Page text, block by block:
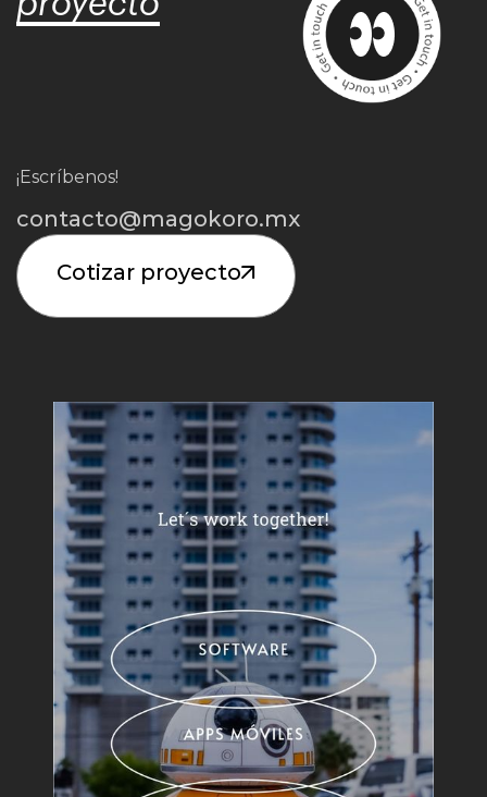
¡Escríbenos!
contacto@magokoro.mx
Cotizar proyecto